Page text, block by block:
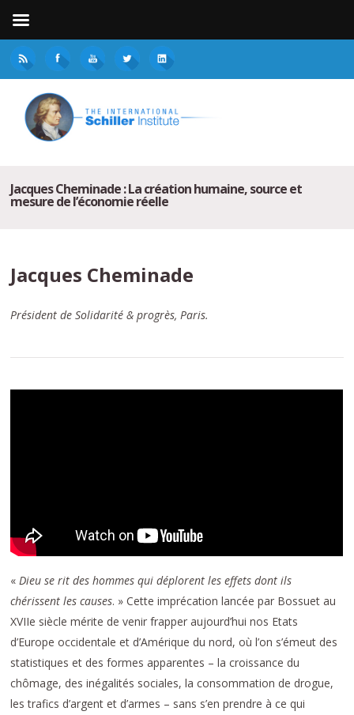
Jacques Cheminade : La création humaine, source et
mesure de l’économie réelle
Jacques Cheminade
Président de Solidarité & progrès, Paris.
« Dieu se rit des hommes qui déplorent les effets dont ils
chérissent les causes. » Cette imprécation lancée par Bossuet au
XVIIe siècle mérite de venir frapper aujourd’hui nos Etats
d’Europe occidentale et d’Amérique du nord, où l’on s’émeut des
statistiques et des formes apparentes – la croissance du
chômage, des inégalités sociales, la consommation de drogue,
les trafics d’argent et d’armes – sans s’en prendre à ce qui